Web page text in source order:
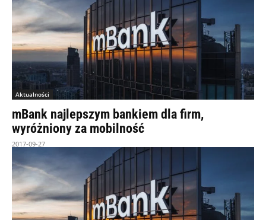
Aktualności
mBank najlepszym bankiem dla firm,
wyróżniony za mobilność
2017-09-27